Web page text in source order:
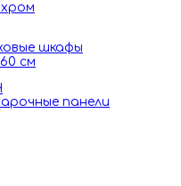
хром
шкафы
см
панели